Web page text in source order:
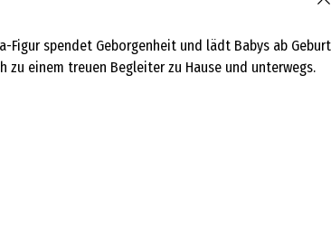
Figur spendet Geborgenheit und lädt Babys ab Geburt
einem treuen Begleiter zu Hause und unterwegs.